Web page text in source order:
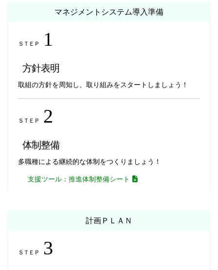
マネジメントシステム導入準備
ＳＴＥＰ 1
方針表明
取組の方針を周知し、取り組みをスタートしましょう！
ＳＴＥＰ 2
体制整備
多職種による継続的な体制をつくりましょう！
支援ツール：推進体制整備シート
計画 ＰＬＡＮ
ＳＴＥＰ 3